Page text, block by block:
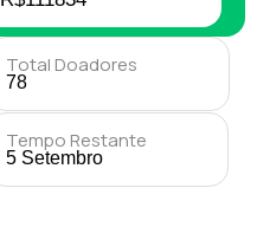
Total Doadores
78
Tempo Restante​
5 Setembro